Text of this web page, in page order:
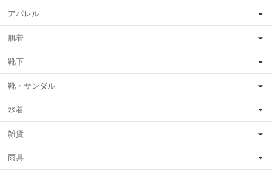
アパレル
肌着
靴下
靴・サンダル
水着
雑貨
雨具